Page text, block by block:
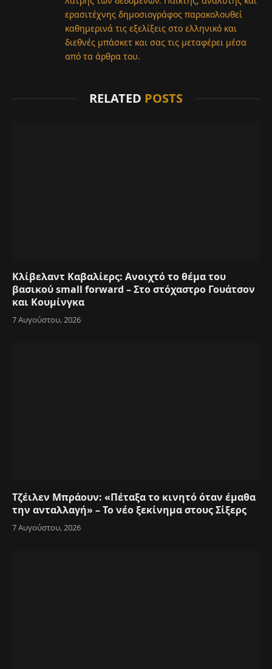
ερασιτέχνης δημοσιογράφος παρακολουθεί
καθημερινά τις εξελίξεις στο ελληνικό και
διεθνές μπάσκετ και σας τις μεταφέρει μέσα
από τα άρθρα του.
RELATED POSTS
Κλίβελαντ Καβαλίερς: Ανοιχτό το θέμα του
βασικού small forward – Στο στόχαστρο Γουάτσον
και Κουμίνγκα
7 Αυγούστου, 2026
Τζέιλεν Μπράουν: «Πέταξα το κινητό όταν έμαθα
την ανταλλαγή» – Το νέο ξεκίνημα στους Σίξερς
7 Αυγούστου, 2026